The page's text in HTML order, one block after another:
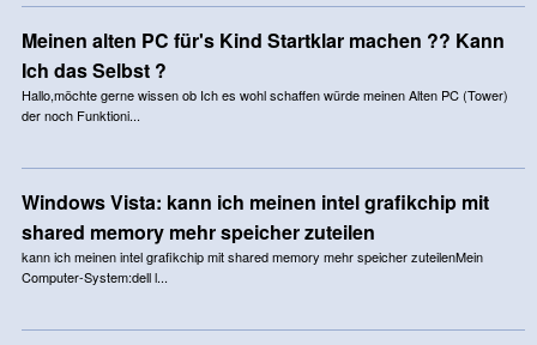
Meinen alten PC für's Kind Startklar machen ?? Kann
Ich das Selbst ?
Hallo,möchte gerne wissen ob Ich es wohl schaffen würde meinen Alten PC (Tower)
der noch Funktioni...
Windows Vista: kann ich meinen intel grafikchip mit
shared memory mehr speicher zuteilen
kann ich meinen intel grafikchip mit shared memory mehr speicher zuteilenMein
Computer-System:dell l...